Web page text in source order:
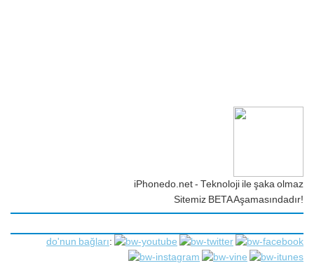
iPhonedo.net - Teknoloji ile şaka olmaz
Sitemiz BETA Aşamasındadır!
do'nun bağları: